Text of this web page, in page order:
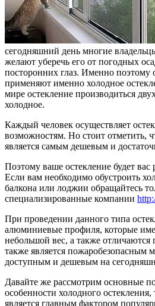
сегодняшний день многие
желают уберечь его от погодных
посторонних глаз. Именно поэтому
применяют именно холодное
мире остекление производиться
холодное.
Каждый человек осуществляет
возможностям. Но стоит отметить,
является самым дешевым и
Поэтому ваше остекление будет вас
Если вам необходимо обустроить
балкона или лоджии обращайтесь
специализированные компании
При проведении данного типа
алюминиевые профиля, которые
небольшой вес, а также
также является пожаробезопасным
доступным и дешевым на
Давайте же рассмотрим основные
особенности холодного
является главным фактором